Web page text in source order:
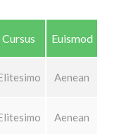
Cursus Euismod
Aenean
Aenean